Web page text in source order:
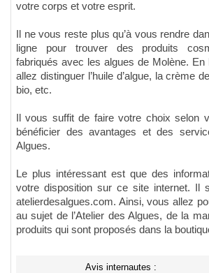
votre corps et votre esprit.
Il ne vous reste plus qu’à vous rendre
ligne pour trouver des produits
fabriqués avec les algues de Molène. En
allez distinguer l’huile d’algue, la crème
bio, etc.
Il vous suffit de faire votre choix selon
bénéficier des avantages et des
Algues.
Le plus intéressant est que des
votre disposition sur ce site internet. Il
atelierdesalgues.com. Ainsi, vous allez
au sujet de l’Atelier des Algues, de la
produits qui sont proposés dans la
Avis internautes :